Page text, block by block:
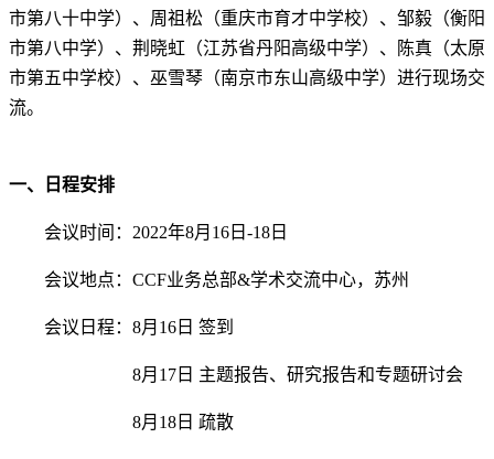
市第八十中学）、周祖松（重庆市育才中学校）、邹毅（衡阳
市第八中学）、荆晓虹（江苏省丹阳高级中学）、陈真（太原
市第五中学校）、巫雪琴（南京市东山高级中学）进行现场交
流。
一、日程安排
会议时间： 2022年8月 16 日 -18 日
会议地点： CCF业务总部&学术交流中心，苏州
会议日程： 8月 16 日 签到
8月 17 日 主题报告、研究报告和专题研讨会
8月 18 日 疏散